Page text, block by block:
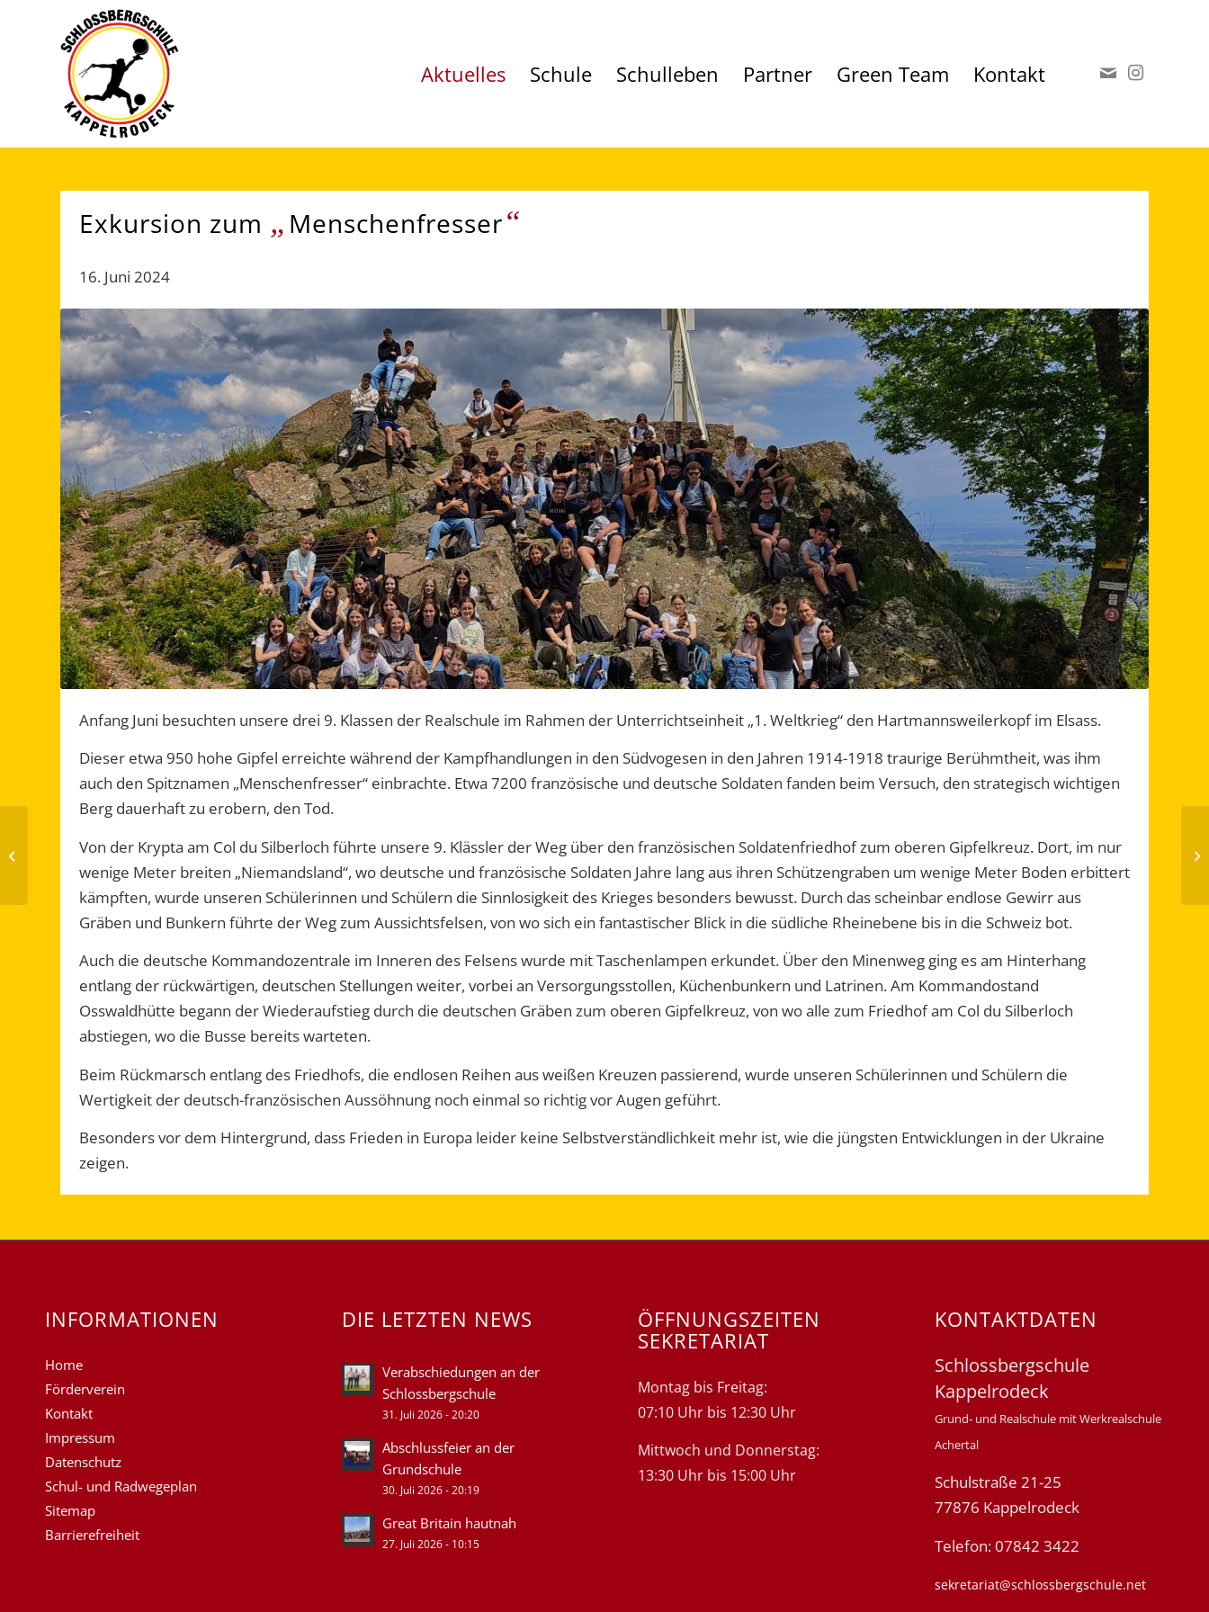
Aktuelles Schule Schulleben Partner Green Team Kontakt
Exkursion zum „ Menschenfresser“
16. Juni 2024
Anfang Juni besuchten unsere drei 9. Klassen der Realschule im Rahmen der Unterrichtseinheit „1. Weltkrieg“ den Hartmannsweilerkopf im Elsass.
Dieser etwa 950 hohe Gipfel erreichte während der Kampfhandlungen in den Südvogesen in den Jahren 1914-1918 traurige Berühmtheit, was ihm
auch den Spitznamen „Menschenfresser“ einbrachte. Etwa 7200 französische und deutsche Soldaten fanden beim Versuch, den strategisch wichtigen
Berg dauerhaft zu erobern, den Tod.
Von der Krypta am Col du Silberloch führte unsere 9. Klässler der Weg über den französischen Soldatenfriedhof zum oberen Gipfelkreuz. Dort, im nur
wenige Meter breiten „Niemandsland“, wo deutsche und französische Soldaten Jahre lang aus ihren Schützengraben um wenige Meter Boden erbittert
kämpften, wurde unseren Schülerinnen und Schülern die Sinnlosigkeit des Krieges besonders bewusst. Durch das scheinbar endlose Gewirr aus
Gräben und Bunkern führte der Weg zum Aussichtsfelsen, von wo sich ein fantastischer Blick in die südliche Rheinebene bis in die Schweiz bot.
Auch die deutsche Kommandozentrale im Inneren des Felsens wurde mit Taschenlampen erkundet. Über den Minenweg ging es am Hinterhang
entlang der rückwärtigen, deutschen Stellungen weiter, vorbei an Versorgungsstollen, Küchenbunkern und Latrinen. Am Kommandostand
Osswaldhütte begann der Wiederaufstieg durch die deutschen Gräben zum oberen Gipfelkreuz, von wo alle zum Friedhof am Col du Silberloch
abstiegen, wo die Busse bereits warteten.
Beim Rückmarsch entlang des Friedhofs, die endlosen Reihen aus weißen Kreuzen passierend, wurde unseren Schülerinnen und Schülern die
Wertigkeit der deutsch-französischen Aussöhnung noch einmal so richtig vor Augen geführt.
Besonders vor dem Hintergrund, dass Frieden in Europa leider keine Selbstverständlichkeit mehr ist, wie die jüngsten Entwicklungen in der Ukraine
zeigen.
INFORMATIONEN
Home
Förderverein
Kontakt
Impressum
Datenschutz
Schul- und Radwegeplan
Sitemap
Barrierefreiheit
DIE LETZTEN NEWS
Verabschiedungen an der
Schlossbergschule
31. Juli 2026 - 20:20
Abschlussfeier an der
Grundschule
30. Juli 2026 - 20:19
Great Britain hautnah
27. Juli 2026 - 10:15
ÖFFNUNGSZEITEN
SEKRETARIAT
Montag bis Freitag:
07:10 Uhr bis 12:30 Uhr
Mittwoch und Donnerstag:
13:30 Uhr bis 15:00 Uhr
KONTAKTDATEN
Schlossbergschule
Kappelrodeck
Grund- und Realschule mit Werkrealschule
Achertal
Schulstraße 21-25
77876 Kappelrodeck
Telefon: 07842 3422
sekretariat@schlossbergschule.net
Trikottag bei den
Bundesjugendspielen